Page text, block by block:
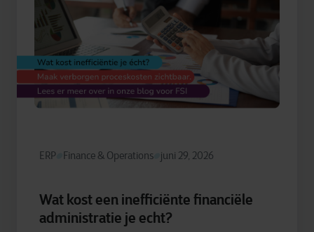
ERP Finance & Operations juni 29, 2026
Wat kost een inefficiënte financiële
administratie je echt?